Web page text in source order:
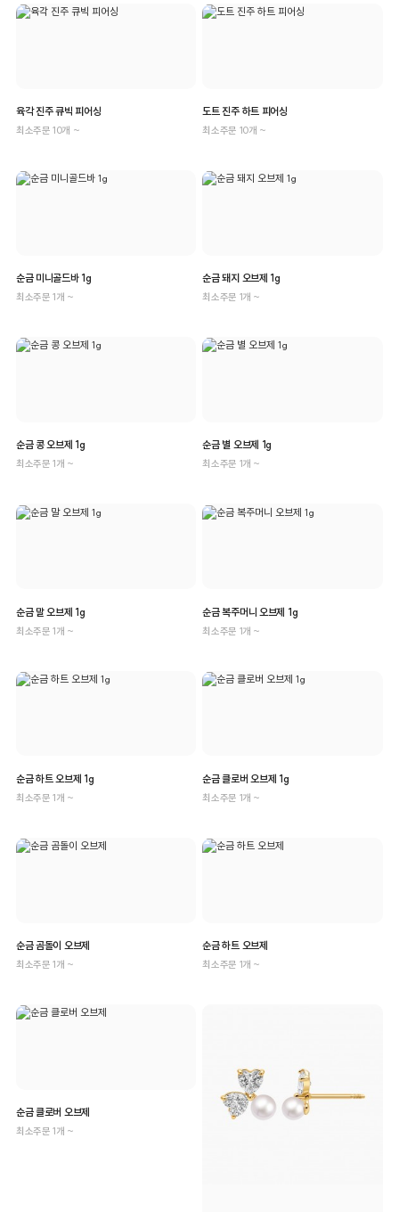
육각 진주 큐빅 피어싱
최소주문 10개 ~
도트 진주 하트 피어싱
최소주문 10개 ~
순금 미니골드바 1g
최소주문 1개 ~
순금 돼지 오브제 1g
최소주문 1개 ~
순금 콩 오브제 1g
최소주문 1개 ~
순금 별 오브제 1g
최소주문 1개 ~
순금 말 오브제 1g
최소주문 1개 ~
순금 복주머니 오브제 1g
최소주문 1개 ~
순금 하트 오브제 1g
최소주문 1개 ~
순금 클로버 오브제 1g
최소주문 1개 ~
순금 곰돌이 오브제
최소주문 1개 ~
순금 하트 오브제
최소주문 1개 ~
순금 클로버 오브제
최소주문 1개 ~